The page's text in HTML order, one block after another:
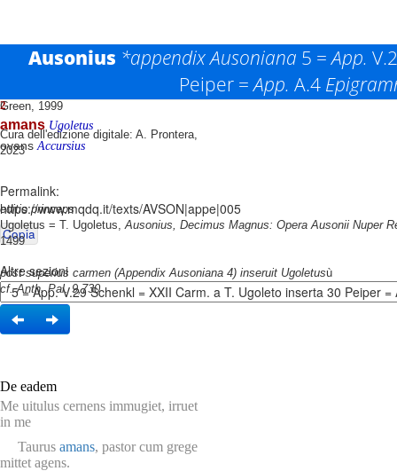
Ausonius *appendix Ausoniana 5 =App.
Peiper =App. A.4
Green, 1999
Cura dell'edizione digitale: A. Prontera,
2023
Permalink:
https://www.mqdq.it/texts/AVSON|appe|005
Copia
Altre sezioni
De eadem
Me uitulus cernens immugiet, irruet
in me
Taurus amans, pastor cum grege
mittet agens.
2
amans Ugoletus
ovans Accursius
editio princeps
Ugoletus = T. Ugoletus,Ausonius, Decimus Magnus: Opera Ausonii Nuper
1499
post superius carmen (Appendix Ausoniana 4) inseruit Ugoletusù
cf. Anth. Pal. 9,730